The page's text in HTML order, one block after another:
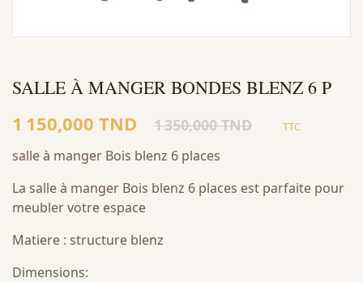
SALLE À MANGER BONDES BLENZ 6 P
1 150,000 TND 1 350,000 TND TTC
salle à manger Bois blenz 6 places
La salle à manger Bois blenz 6 places est parfaite pour
meubler votre espace
Matiere : structure blenz
Dimensions: